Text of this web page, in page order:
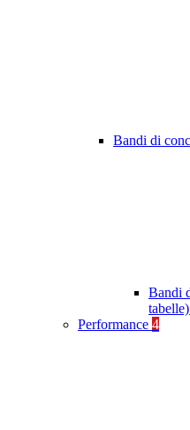
Bandi di
Bandi
tabelle)
Performance 4